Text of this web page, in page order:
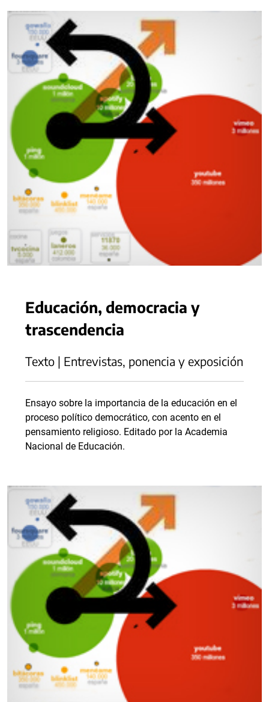
Educación, democracia y
trascendencia
Texto | Entrevistas, ponencia y exposición
Ensayo sobre la importancia de la educación en el
proceso político democrático, con acento en el
pensamiento religioso. Editado por la Academia
Nacional de Educación.